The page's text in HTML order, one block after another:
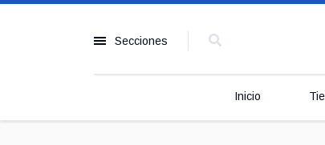
Secciones
Inicio